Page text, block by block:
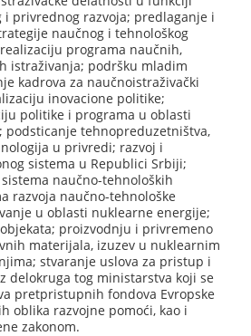
i privrednog razvoja; predlaganje i
naučnog i tehnološkog
programa naučnih,
istraživanja; podršku mladim
kadrova za naučnoistraživački
inovacione politike;
politike i programa u oblasti
podsticanje tehnopreduzetništva,
u privredi; razvoj i
sistema u Republici Srbiji;
naučno-tehnoloških
razvoja naučno-tehnološke
u oblasti nuklearne energije;
proizvodnju i privremeno
materijala, izuzev u nuklearnim
stvaranje uslova za pristup i
delokruga tog ministarstva koji se
pretpristupnih fondova Evropske
oblika razvojne pomoći, kao i
zakonom.